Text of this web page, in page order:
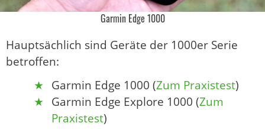
Garmin Edge 1000
Hauptsächlich sind Geräte der 1000er Serie
betroffen:
Garmin Edge 1000 (Zum Praxistest)
Garmin Edge Explore 1000 (Zum
Praxistest)